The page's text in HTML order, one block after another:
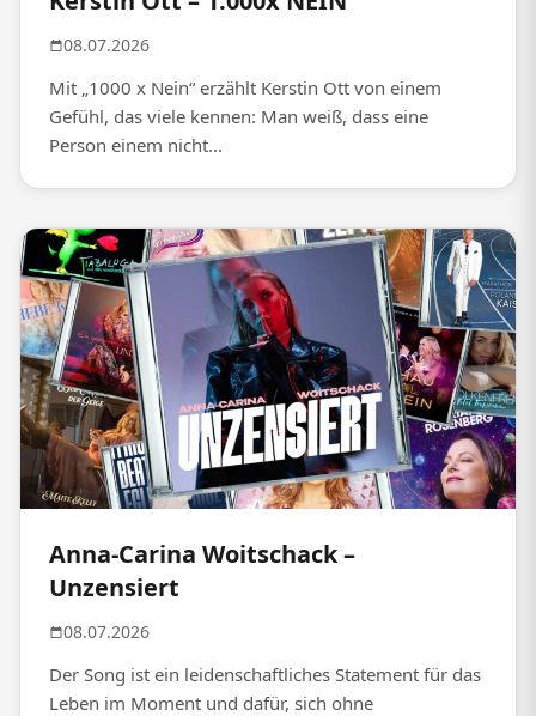
08.07.2026
Mit „1000 x Nein“ erzählt Kerstin Ott von einem
Gefühl, das viele kennen: Man weiß, dass eine
Person einem nicht...
Anna-Carina Woitschack –
Unzensiert
08.07.2026
Der Song ist ein leidenschaftliches Statement für das
Leben im Moment und dafür, sich ohne